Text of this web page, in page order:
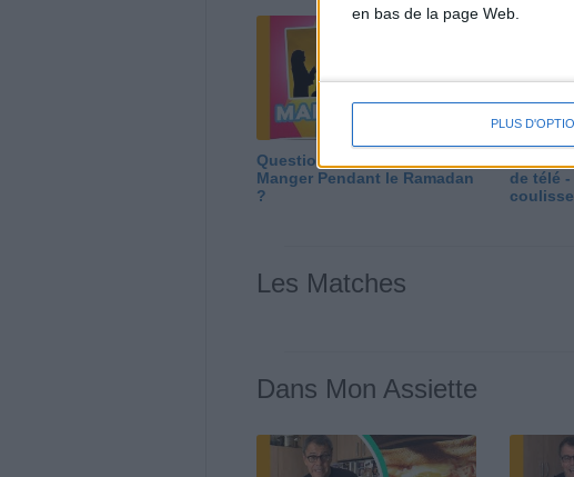
en bas de la page Web.
PLUS
Question/Réponse : Que
Manger Pendant le Ramadan
?
de télé
Les Matches
Dans Mon Assiette